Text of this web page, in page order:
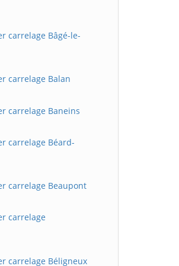
carrelage Bâgé-le-
carrelage Balan
carrelage Baneins
carrelage Béard-
carrelage Beaupont
carrelage
carrelage Béligneux